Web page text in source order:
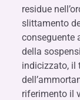
residue
slittamento
conseguente
della
indicizzato, il
riferimento il